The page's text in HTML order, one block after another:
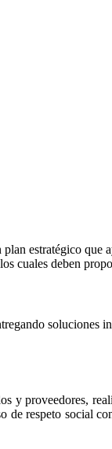
estratégico que
cuales deben
soluciones
y proveedores,
respeto social